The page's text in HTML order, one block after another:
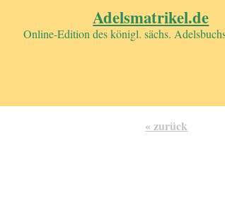
Adelsmatrikel.de
Online-Edition des königl. sächs.
« zurück